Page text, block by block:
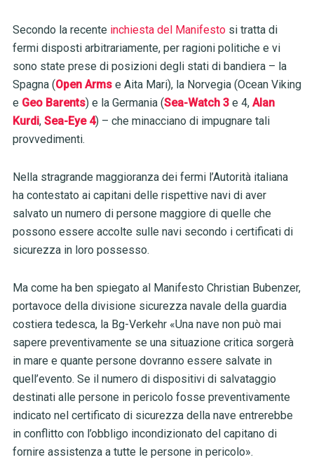
Secondo la recente inchiesta del Manifestosi tratta di
fermi disposti arbitrariamente, per ragioni politiche e vi
sono state prese di posizioni degli stati di bandiera – la
Spagna (Open Arms e Aita Mari), la Norvegia (Ocean Viking
e Geo Barents) e la Germania(Sea-Watch 3e 4, Alan
Kurdi, Sea-Eye 4) – che minacciano di impugnare tali
provvedimenti.
Nella stragrande maggioranza dei fermi l’Autorità italiana
ha contestato ai capitani delle rispettive navi di aver
salvato un numero di persone maggiore di quelle che
possono essere accolte sulle navi secondo i certificati di
sicurezza in loro possesso.
Ma come ha ben spiegato al Manifesto Christian Bubenzer,
portavoce della divisione sicurezza navale della guardia
costiera tedesca, la Bg-Verkehr «Una nave non può mai
sapere preventivamente se una situazione critica sorgerà
in mare e quante persone dovranno essere salvate in
quell’evento. Se il numero di dispositivi di salvataggio
destinati alle persone in pericolo fosse preventivamente
indicato nel certificato di sicurezza della nave entrerebbe
in conflitto con l’obbligo incondizionato del capitano di
fornire assistenza a tutte le persone in pericolo».